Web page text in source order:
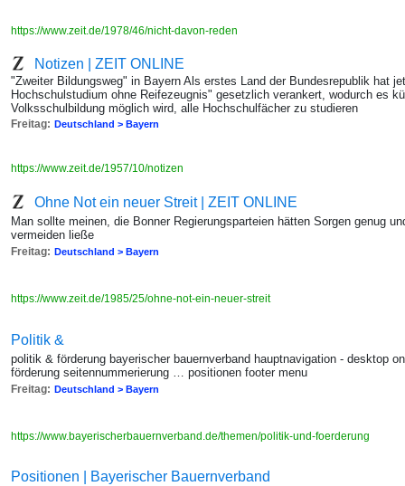
https://www.zeit.de/1978/46/nicht-davon-reden
Notizen | ZEIT ONLINE
"Zweiter Bildungsweg" in Bayern Als erstes Land der Bundesrepublik hat
Hochschulstudium ohne Reifezeugnis" gesetzlich verankert, wodurch es
Volksschulbildung möglich wird, alle Hochschulfächer zu studieren
Freitag: Deutschland > Bayern
https://www.zeit.de/1957/10/notizen
Ohne Not ein neuer Streit | ZEIT ONLINE
Man sollte meinen, die Bonner Regierungsparteien hätten Sorgen genug
vermeiden ließe
Freitag: Deutschland > Bayern
https://www.zeit.de/1985/25/ohne-not-ein-neuer-streit
Politik &
politik & förderung bayerischer bauernverband hauptnavigation - desktop
förderung seitennummerierung … positionen footer menu
Freitag: Deutschland > Bayern
https://www.bayerischerbauernverband.de/themen/politik-und-foerderung
Positionen | Bayerischer Bauernverband